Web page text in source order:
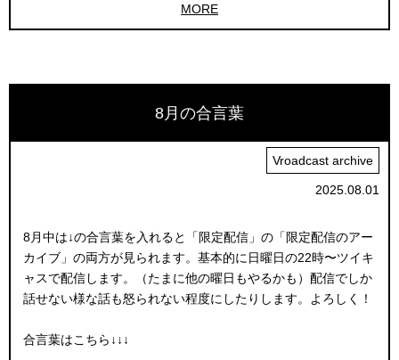
MORE
8月の合言葉
Vroadcast archive
2025.08.01
8月中は↓の合言葉を入れると「限定配信」の「限定配信のアー
カイブ」の両方が見られます。基本的に日曜日の22時〜ツイキ
ャスで配信します。（たまに他の曜日もやるかも）配信でしか
話せない様な話も怒られない程度にしたりします。よろしく！
合言葉はこちら↓↓↓